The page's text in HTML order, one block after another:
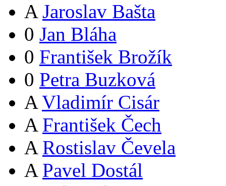
A Jaroslav Bašta
0 Jan Bláha
0 František Brožík
0 Petra Buzková
A Vladimír Cisár
A František Čech
A Rostislav Čevela
A Pavel Dostál